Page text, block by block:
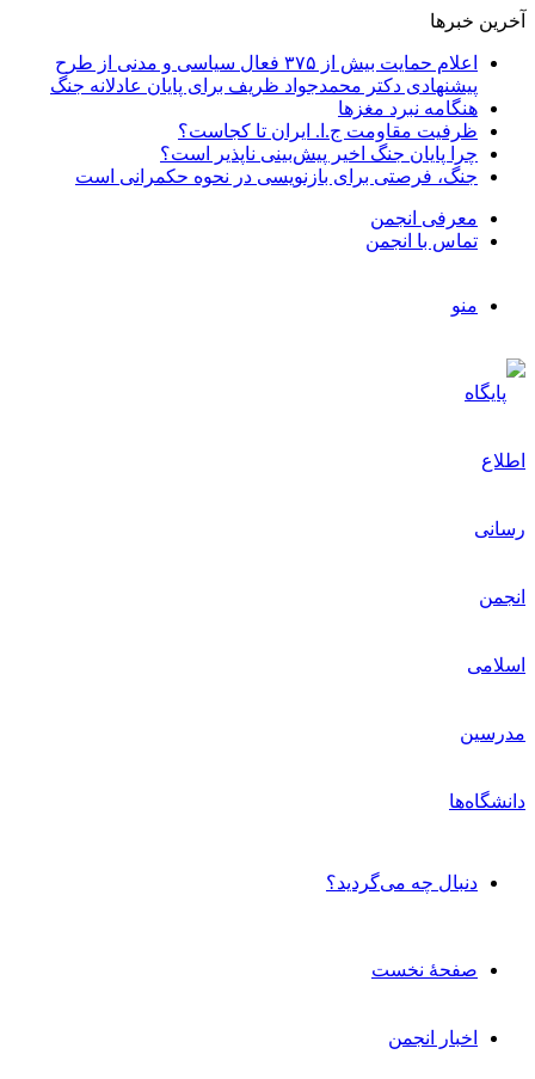
آخرین خبرها
اعلام حمایت بیش از ۳۷۵ فعال سیاسی و مدنی از طرح
پیشنهادی دکتر محمدجواد ظریف برای پایان عادلانه جنگ
هنگامه نبرد مغزها
ظرفیت مقاومت ج.ا. ایران تا کجاست؟
چرا پایان جنگ اخیر پیش‌بینی ناپذیر است؟
جنگ، فرصتی برای بازنویسی در نحوه حکمرانی است
معرفی انجمن
تماس با انجمن
منو
دنبال چه می‌گردید؟
صفحۀ نخست
اخبار انجمن